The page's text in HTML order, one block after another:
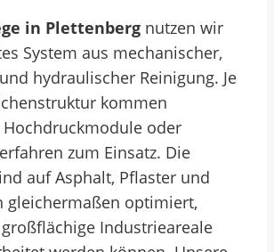
in Plettenberg nutzen wir
System aus mechanischer,
hydraulischer Reinigung. Je
kommen
Hochdruckmodule oder
zum Einsatz. Die
auf Asphalt, Pflaster und
gleichermaßen optimiert,
Industrieareale